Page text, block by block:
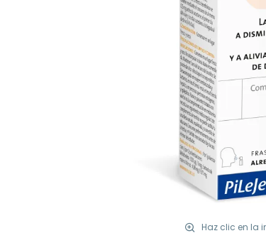
Haz clic en la